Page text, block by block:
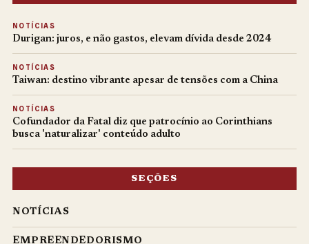
NOTÍCIAS
Durigan: juros, e não gastos, elevam dívida desde 2024
NOTÍCIAS
Taiwan: destino vibrante apesar de tensões com a China
NOTÍCIAS
Cofundador da Fatal diz que patrocínio ao Corinthians
busca 'naturalizar' conteúdo adulto
SEÇÕES
NOTÍCIAS
EMPREENDEDORISMO